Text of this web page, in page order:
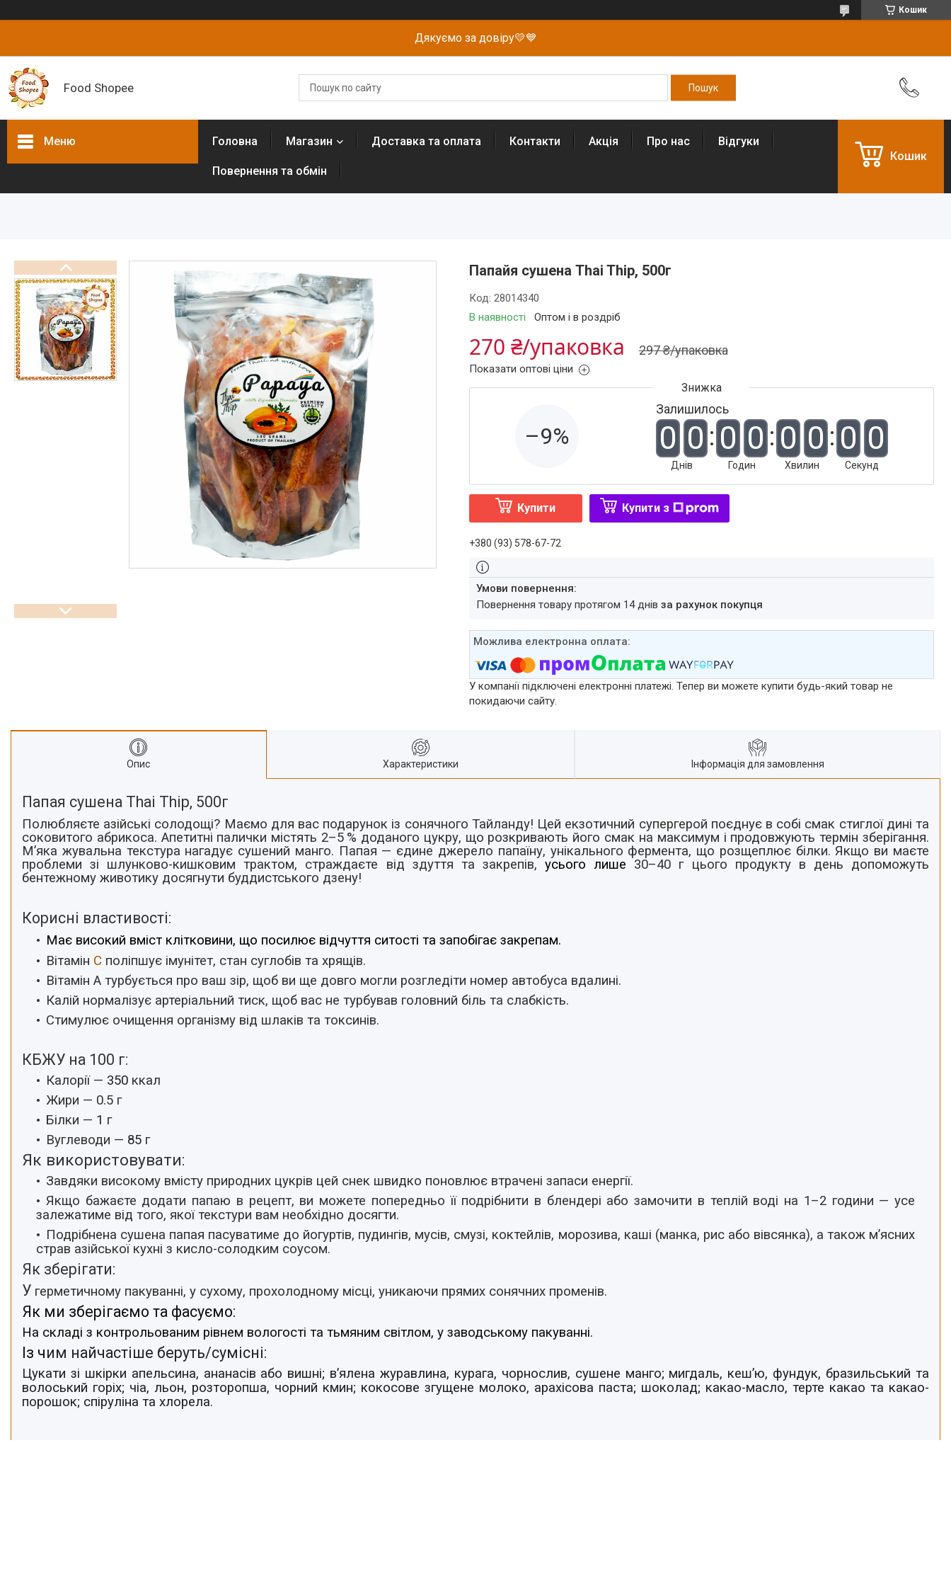
Кошик
Дякуємо за довіру💛💙
Food Shopee
Меню
Борошно різних культур (без
глютенове)
Цукрозамінники,
підсолоджувачі
Суперфуды
Рослинні олії першого
холодного віджиму
Крупи, насіння, бобові
Головна Магазин Доставка та оплата Контакти Акція Про нас Відгуки
Повернення та обмін
Кошик
Папайя сушена Thai Thip, 500г
В наявності Оптом і в роздріб
Код: 28014340
297 ₴/упаковка
270 ₴/упаковка
Показати оптові ціни
–9%
Залишилось
0 0
Днів
0 0
Годин
0 0
Хвилин
0 0
Секунд
Купити Купити з
+380 (93) 578-67-72
повернення товару протягом 14 днів за рахунок покупця
У компанії підключені електронні платежі. Тепер ви можете купити будь-який товар не
покидаючи сайту.
Опис Характеристики Інформація для замовлення
Папая сушена Thai Thip, 500г
Полюбляєте азійські солодощі? Маємо для вас подарунок із сонячного Тайланду! Цей екзотичний супергерой поєднує в собі смак стиглої дині та
соковитого абрикоса. Апетитні палички містять 2–5 % доданого цукру, що розкривають його смак на максимум і продовжують термін зберігання.
М’яка жувальна текстура нагадує сушений манго. Папая — єдине джерело папаїну, унікального фермента, що розщеплює білки. Якщо ви маєте
проблеми зі шлунково-кишковим трактом, страждаєте від здуття та закрепів, усього лише 30–40 г цього продукту в день допоможуть
бентежному животику досягнути буддистського дзену!
Корисні властивості:
Має високий вміст клітковини, що посилює відчуття ситості та запобігає закрепам.
Вітамін С поліпшує імунітет, стан суглобів та хрящів.
Вітамін А турбується про ваш зір, щоб ви ще довго могли розгледіти номер автобуса вдалині.
Калій нормалізує артеріальний тиск, щоб вас не турбував головний біль та слабкість.
Стимулює очищення організму від шлаків та токсинів.
КБЖУ на 100 г:
Калорії — 350 ккал
Жири — 0.5 г
Білки — 1 г
Вуглеводи — 85 г
Як використовувати:
Завдяки високому вмісту природних цукрів цей снек швидко поновлює втрачені запаси енергії.
Якщо бажаєте додати папаю в рецепт, ви можете попередньо її подрібнити в блендері або замочити в теплій воді на 1–2 години — усе
залежатиме від того, якої текстури вам необхідно досягти.
Подрібнена сушена папая пасуватиме до йогуртів, пудингів, мусів, смузі, коктейлів, морозива, каші (манка, рис або вівсянка), а також м’ясних
страв азійської кухні з кисло-солодким соусом.
Як зберігати:
У герметичному пакуванні, у сухому, прохолодному місці, уникаючи прямих сонячних променів.
Як ми зберігаємо та фасуємо:
На складі з контрольованим рівнем вологості та тьмяним світлом, у заводському пакуванні.
Із чим найчастіше беруть/cумісні:
Цукати зі шкірки апельсина, ананасів або вишні; в’ялена журавлина, курага, чорнослив, сушене манго; мигдаль, кеш’ю, фундук, бразильський та
волоський горіх; чіа, льон, розторопша, чорний кмин; кокосове згущене молоко, арахісова паста; шоколад; какао-масло, терте какао та какао-
порошок; спіруліна та хлорела.